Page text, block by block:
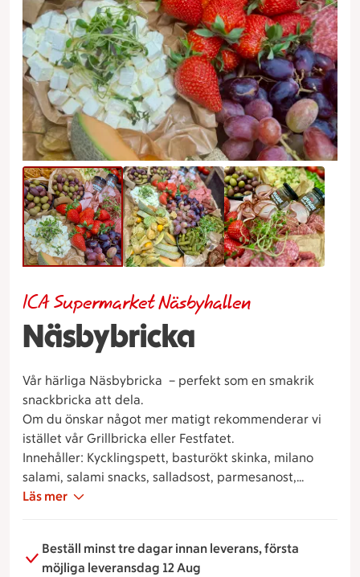
Näsbybricka
ICA Supermarket Näsbyhallen
Vår härliga Näsbybricka – perfekt som en smakrik
snackbricka att dela.
Om du önskar något mer matigt rekommenderar vi
istället vår Grillbricka eller Festfatet.
Innehåller: Kycklingspett, basturökt skinka, milano
salami, salami snacks, salladsost, parmesanost,
tapenade, cornichones, oliver, soltorkade tomater,
Läs mer
Beställ minst tre dagar innan leverans, första
möjliga leveransdag 12 Aug